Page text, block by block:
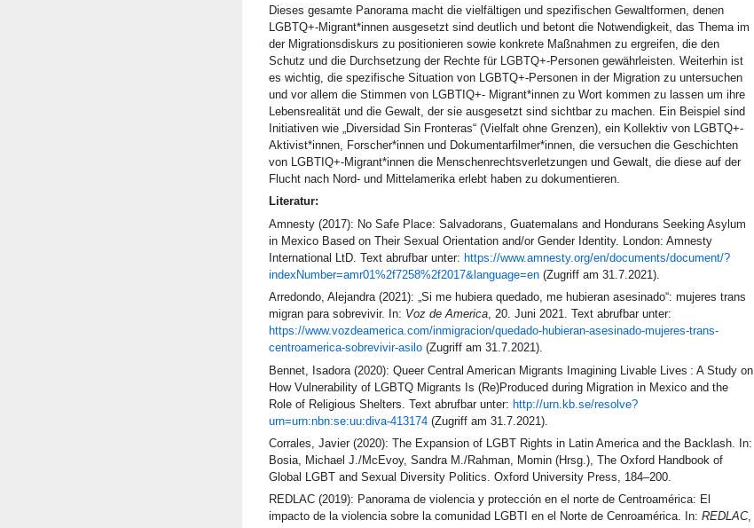
Dieses gesamte Panorama macht die vielfältigen und spezifischen Gewaltformen, denen
LGBTQ+-Migrant*innen ausgesetzt sind deutlich und betont die Notwendigkeit, das Thema im
der Migrationsdiskurs zu positionieren sowie konkrete Maßnahmen zu ergreifen, die den
Schutz und die Durchsetzung der Rechte für LGBTQ+-Personen gewährleisten. Weiterhin ist
es wichtig, die spezifische Situation von LGBTQ+-Personen in der Migration zu untersuchen
und vor allem die Stimmen von LGBTIQ+- Migrant*innen zu Wort kommen zu lassen um ihre
Lebensrealität und die Gewalt, der sie ausgesetzt sind sichtbar zu machen. Ein Beispiel sind
Initiativen wie „Diversidad Sin Fronteras“ (Vielfalt ohne Grenzen), ein Kollektiv von LGBTQ+-
Aktivist*innen, Forscher*innen und Dokumentarfilmer*innen, die versuchen die Geschichten
von LGBTIQ+-Migrant*innen die Menschenrechtsverletzungen und Gewalt, die diese auf der
Flucht nach Nord- und Mittelamerika erlebt haben zu dokumentieren.
Literatur:
Amnesty (2017): No Safe Place: Salvadorans, Guatemalans and Hondurans Seeking Asylum
in Mexico Based on Their Sexual Orientation and/or Gender Identity. London: Amnesty
International LtD. Text abrufbar unter: https://www.amnesty.org/en/documents/document/?
indexNumber=amr01%2f7258%2f2017&language=en (Zugriff am 31.7.2021).
Arredondo, Alejandra (2021): „Si me hubiera quedado, me hubieran asesinado“: mujeres trans
migran para sobrevivir. In: Voz de America, 20. Juni 2021. Text abrufbar unter:
https://www.vozdeamerica.com/inmigracion/quedado-hubieran-asesinado-mujeres-trans-
centroamerica-sobrevivir-asilo (Zugriff am 31.7.2021).
Bennet, Isadora (2020): Queer Central American Migrants Imagining Livable Lives : A Study on
How Vulnerability of LGBTQ Migrants Is (Re)Produced during Migration in Mexico and the
Role of Religious Shelters. Text abrufbar unter: http://urn.kb.se/resolve?
urn=urn:nbn:se:uu:diva-413174 (Zugriff am 31.7.2021).
Corrales, Javier (2020): The Expansion of LGBT Rights in Latin America and the Backlash. In:
Bosia, Michael J./McEvoy, Sandra M./Rahman, Momin (Hrsg.), The Oxford Handbook of
Global LGBT and Sexual Diversity Politics. Oxford University Press, 184–200.
REDLAC (2019): Panorama de violencia y protección en el norte de Centroamérica: El
impacto de la violencia sobre la comunidad LGBTI en el Norte de Cenroamérica. In: REDLAC,